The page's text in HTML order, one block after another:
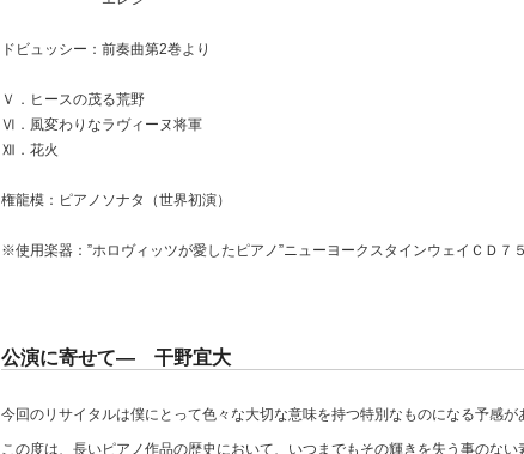
ドビュッシー：前奏曲第2巻より
Ｖ．ヒースの茂る荒野
Ⅵ．風変わりなラヴィーヌ将軍
Ⅻ．花火
権龍模：ピアノソナタ（世界初演）
※使用楽器：”ホロヴィッツが愛したピアノ”ニューヨークスタインウェイＣＤ７
公演に寄せて― 干野宜大
今回のリサイタルは僕にとって色々な大切な意味を持つ特別なものになる予感が
この度は、長いピアノ作品の歴史において、いつまでもその輝きを失う事のな